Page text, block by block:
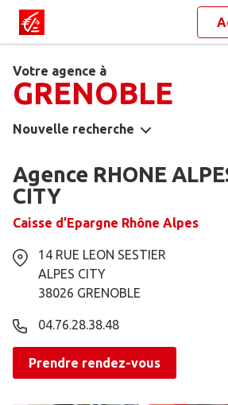
Votre agence à
GRENOBLE
Nouvelle recherche
Agence RHONE
CITY
Caisse d’Epargne Rhône Alpes
14 RUE LEON SESTIER
ALPES CITY
38026 GRENOBLE
04.76.28.38.48
Prendre rendez-vous